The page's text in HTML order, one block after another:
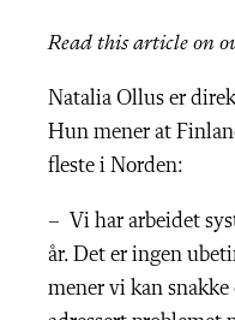
Read this article on
Natalia Ollus er
Hun mener at
fleste i Norden:
– Vi har arbeidet
år. Det er ingen
mener vi kan